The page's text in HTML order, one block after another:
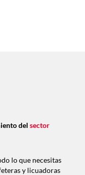
del sector
lo que necesitas
y licuadoras